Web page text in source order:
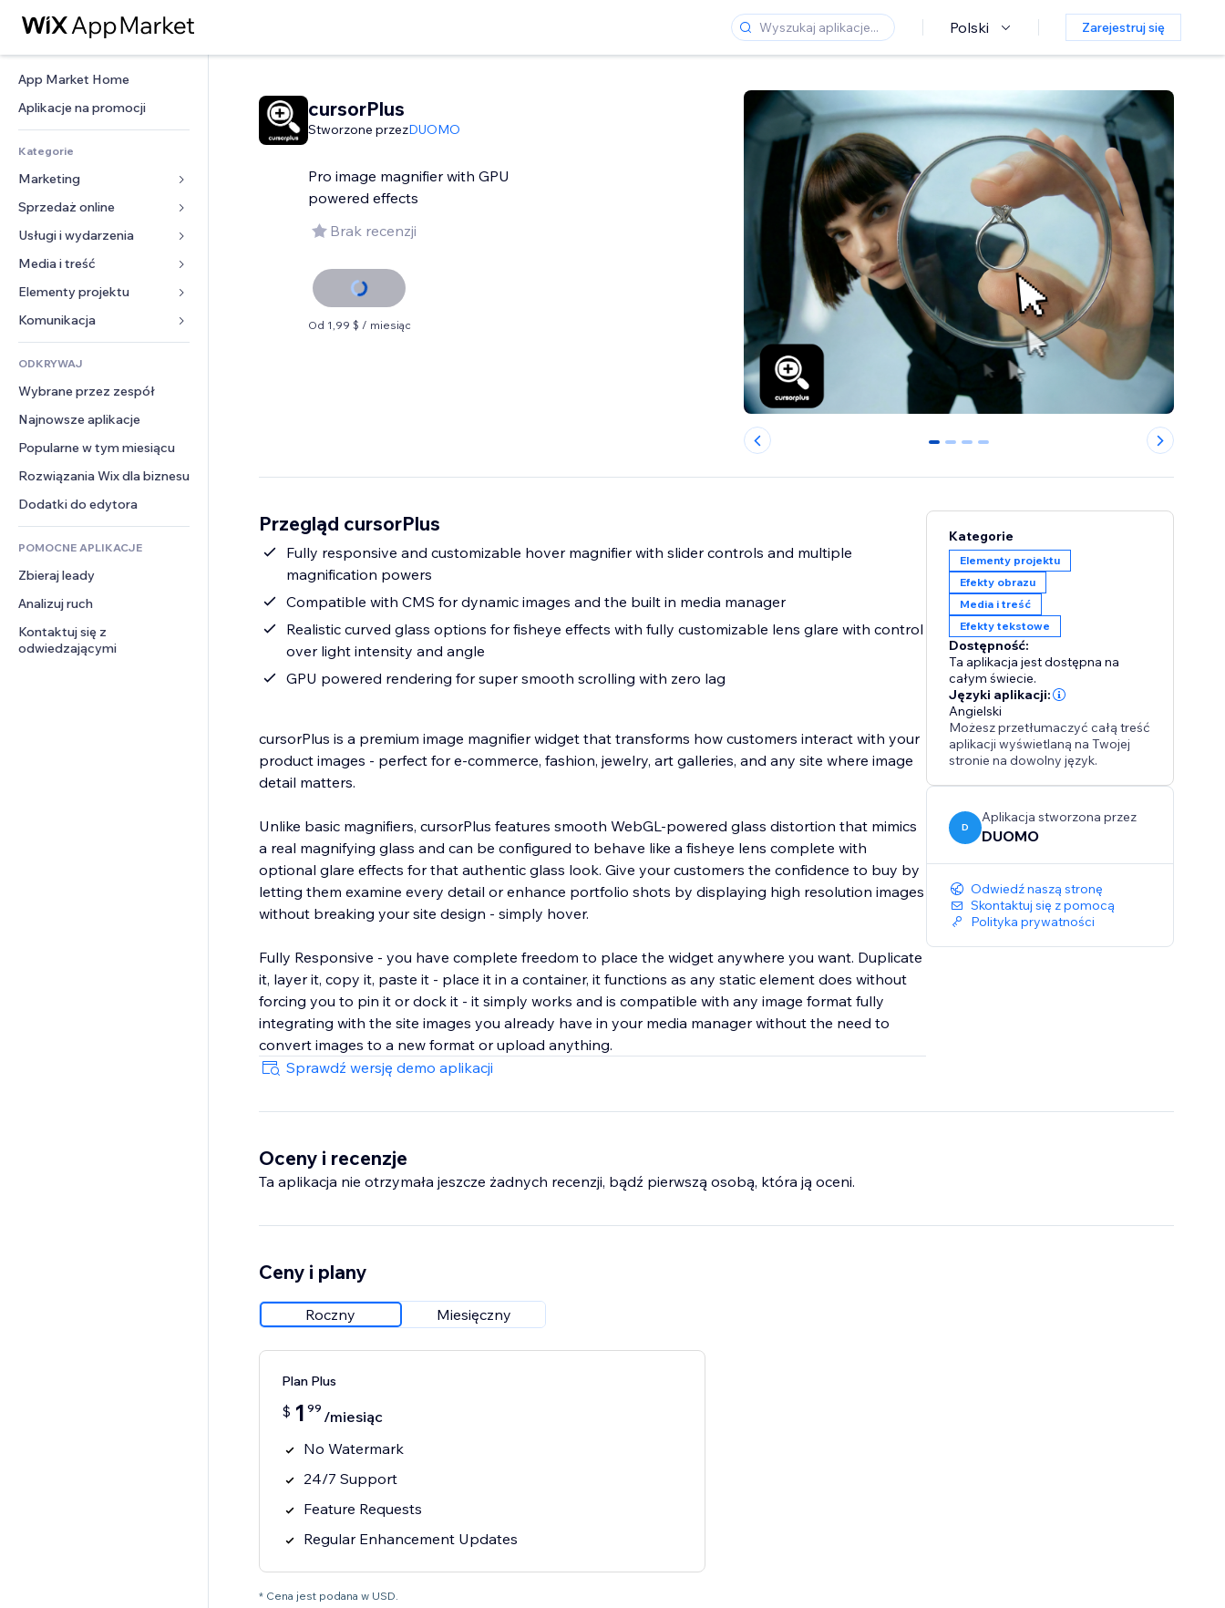
Polski Zarejestruj się
App Market Home
Aplikacje na promocji
Kategorie
Marketing
Reklamy
Smartfon
Analityka
Listy witryn
E-mail
Sprzedaż online
Aplikacje do sklepów
Wysyłka i dostawa
Przyciski sprzedaży
Rachunkowość
Kupony i lojalność
Rozwiązania dla
magazynowania
Dropshipping
Ceny i subskrypcja
Crowdfunding
Żywność i napoje
Usługi i wydarzenia
Hotele
Wydarzenia
Restauracje
Nieruchomości
Rezerwacje
Media i treść
Galeria
Muzyka
Podkasty
Fotografia
Film
PDF
Udostępnianie plików
Wiadomości
Elementy projektu
Mapy i nawigacja
Prywatność i bezpieczeństwo
Zegar
Szablony stron
Efekty obrazu
Przyciski i menu
Banery i odznaki
Kalkulatory
Szukaj
Pogoda
Wykresy i tabele
Formularze
Ankiety
Czat
Komentarze
Telefon
Społeczność
Opinie i polecenia
CRM
ODKRYWAJ
Wybrane przez zespół
Najnowsze aplikacje
Popularne w tym miesiącu
Rozwiązania Wix dla biznesu
Dodatki do edytora
POMOCNE APLIKACJE
Zbieraj leady
Analizuj ruch
Kontaktuj się z
odwiedzającymi
cursorPlus
Stworzone przezDUOMO
Pro image magnifier with GPU
powered effects
Brak recenzji
Od 1,99 $ / miesiąc
0 1 2 3
Przegląd cursorPlus
Fully responsive and customizable hover magnifier with slider controls and multiple
magnification powers
Compatible with CMS for dynamic images and the built in media manager
Realistic curved glass options for fisheye effects with fully customizable lens glare with control
over light intensity and angle
GPU powered rendering for super smooth scrolling with zero lag
cursorPlus is a premium image magnifier widget that transforms how customers interact with your
product images - perfect for e-commerce, fashion, jewelry, art galleries, and any site where image
detail matters.
Unlike basic magnifiers, cursorPlus features smooth WebGL-powered glass distortion that mimics
a real magnifying glass and can be configured to behave like a fisheye lens complete with
optional glare effects for that authentic glass look. Give your customers the confidence to buy by
letting them examine every detail or enhance portfolio shots by displaying high resolution images
without breaking your site design - simply hover.
Fully Responsive - you have complete freedom to place the widget anywhere you want. Duplicate
it, layer it, copy it, paste it - place it in a container, it functions as any static element does without
forcing you to pin it or dock it - it simply works and is compatible with any image format fully
integrating with the site images you already have in your media manager without the need to
convert images to a new format or upload anything.
Sprawdź wersję demo aplikacji
Kategorie
Elementy projektu
Efekty obrazu
Media i treść
Efekty tekstowe
Dostępność:
Ta aplikacja jest dostępna na
całym świecie.
Języki aplikacji:
Angielski
Możesz przetłumaczyć całą treść
aplikacji wyświetlaną na Twojej
stronie na dowolny język.
D
Aplikacja stworzona przez
DUOMO
Odwiedź naszą stronę
Skontaktuj się z pomocą
Polityka prywatności
Oceny i recenzje
Ta aplikacja nie otrzymała jeszcze żadnych recenzji, bądź pierwszą osobą, która ją oceni.
Ceny i plany
Roczny Miesięczny
Plan Plus
$ 1 99 /miesiąc
No Watermark
24/7 Support
Feature Requests
Regular Enhancement Updates
* Cena jest podana w USD.